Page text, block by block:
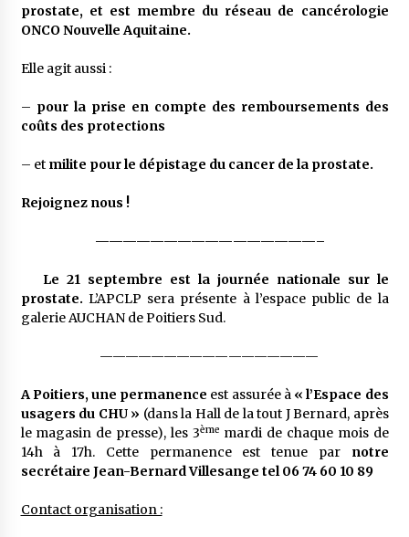
prostate, et est membre du réseau de cancérologie
ONCO Nouvelle Aquitaine.
Elle agit aussi :
– pour la prise en compte des remboursements des
coûts des protections
– et milite pour le dépistage du cancer de laprostate.
Rejoignez nous !
————————————————–
Le 21 septembre est la journée nationale sur le
prostate. L’APCLP sera présente à l’espace public de la
galerie AUCHAN de Poitiers Sud.
—————————————————
A Poitiers, une permanence est assurée à « l’Espace des
usagers du CHU » (dans la Hall de la tout J Bernard, après
le magasin de presse), les 3ème mardi de chaque mois de
14h à 17h. Cette permanence est tenue par notre
secrétaire Jean-Bernard Villesange tel 06 74 60 10 89
Contact organisation :